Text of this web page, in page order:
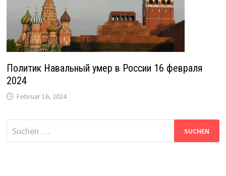
Политик Навальный умер в России 16 февраля
2024
Februar 16, 2024
Suche
nach: